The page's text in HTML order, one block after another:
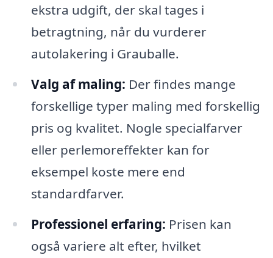
ekstra udgift, der skal tages i
betragtning, når du vurderer
autolakering i Grauballe.
Valg af maling: Der findes mange
forskellige typer maling med forskellig
pris og kvalitet. Nogle specialfarver
eller perlemoreffekter kan for
eksempel koste mere end
standardfarver.
Professionel erfaring: Prisen kan
også variere alt efter, hvilket